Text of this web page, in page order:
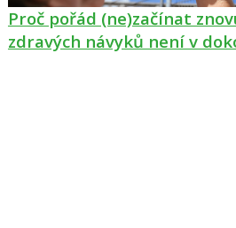
Proč pořád (ne)začínat
zdravých návyků není v